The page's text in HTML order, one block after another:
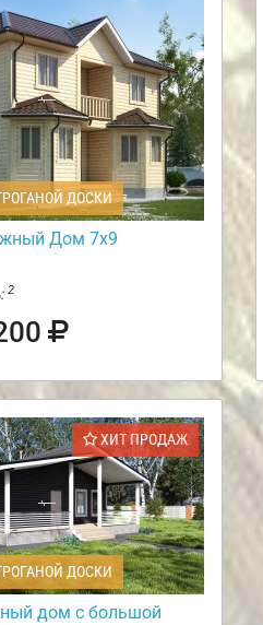
ДОСКИ
Дом 7х9
2
ХИТ ПРОДАЖ
ДОСКИ
дом с большой